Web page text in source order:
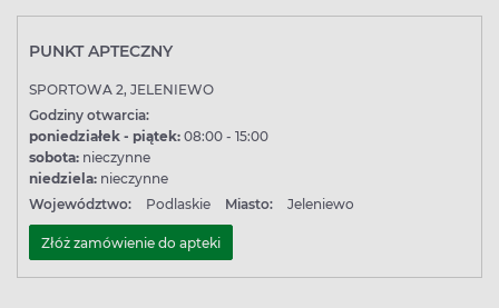
PUNKT APTECZNY
SPORTOWA 2, JELENIEWO
Godziny otwarcia:
poniedziałek - piątek: 08:00 - 15:00
sobota: nieczynne
niedziela: nieczynne
Województwo:
Podlaskie Miasto: Jeleniewo
Złóż zamówienie do apteki